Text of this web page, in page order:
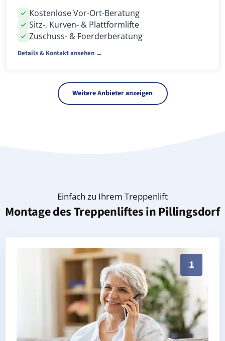
Kostenlose Vor-Ort-Beratung
Sitz-, Kurven- & Plattformlifte
Zuschuss- & Foerderberatung
Details & Kontakt ansehen →
Weitere Anbieter anzeigen
Einfach zu Ihrem Treppenlift
Montage des Treppenliftes inPillingsdorf
1
Persönliche Treppenlift-Beratung in Pillingsdorf